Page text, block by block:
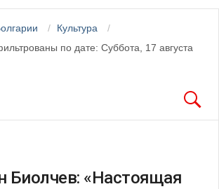
Культура
по дате: Суббота, 17 августа
Биолчев: «Настоящая